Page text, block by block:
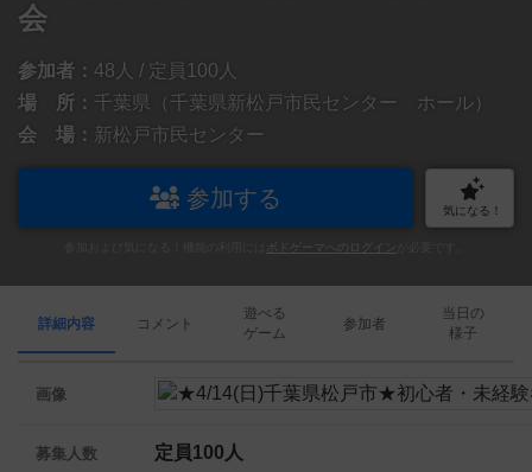
会
参加者： 48人 / 定員100人
場 所： 千葉県（千葉県新松戸市民センター ホール）
会 場： 新松戸市民センター
参加する 気になる！
ボドゲーマへのログイン
詳細内容 コメント
遊べる
ゲーム
参加者
当日の
様子
画像
募集人数 定員100人